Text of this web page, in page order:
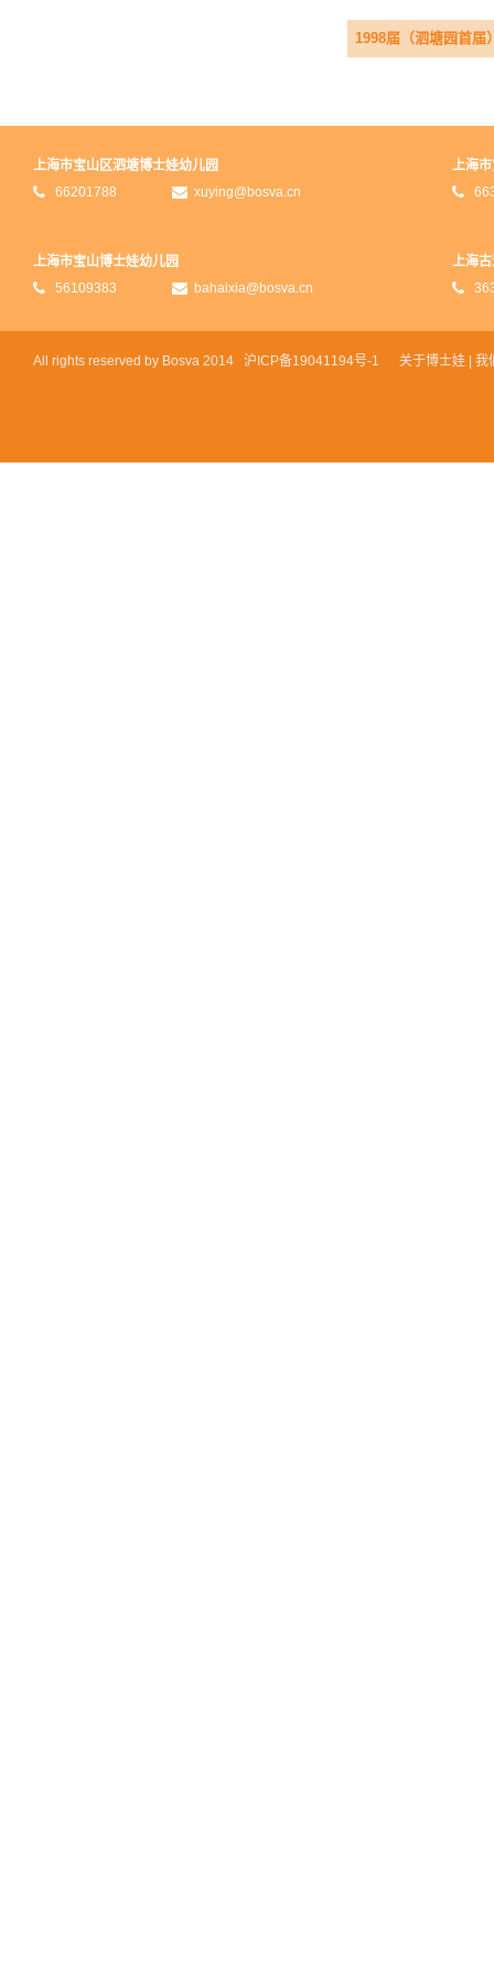
1998届（泗塘园首届
上海市宝山区泗塘博士娃幼儿园
66201788
xuying@bosva.cn
上海
上海市宝山博士娃幼儿园
56109383
bahaixia@bosva.cn
上海
All rights reserved by Bosva 2014 沪 ICP备19041194号-1 关于博士娃 我